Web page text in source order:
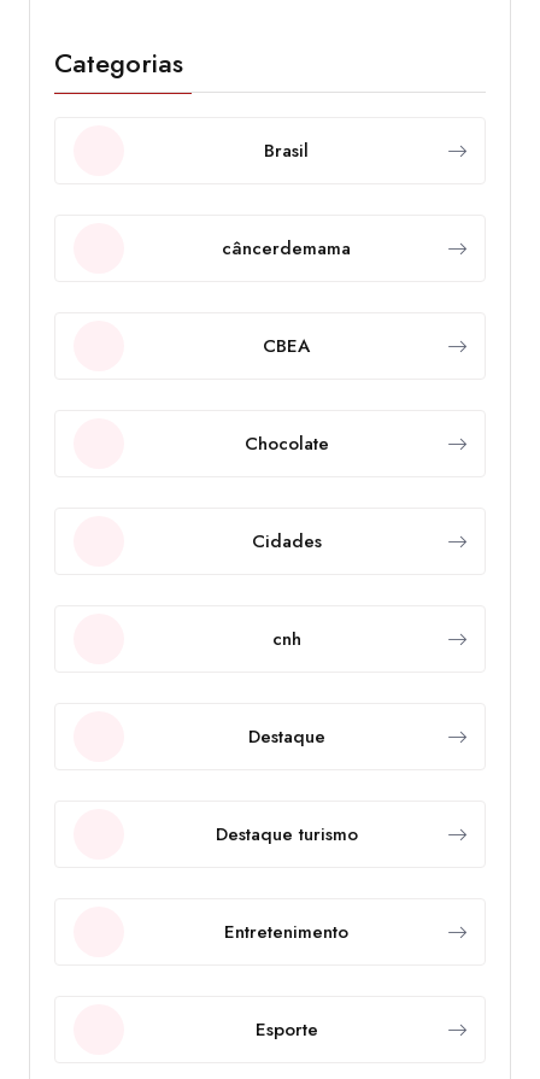
Categorias
Brasil
câncerdemama
CBEA
Chocolate
Cidades
cnh
Destaque
Destaque turismo
Entretenimento
Esporte